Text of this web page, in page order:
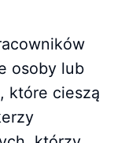
osoby lub
które cieszą